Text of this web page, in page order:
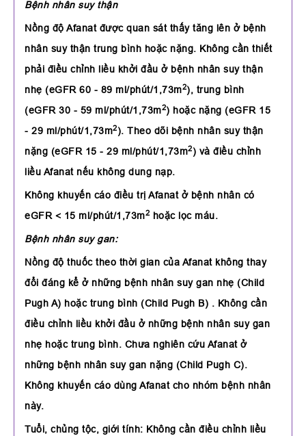
Bệnh nhân suy thận
Nồng độ Afanat được quan sát thấy tăng lên ở bệnh
nhân suy thận trung bình hoặc nặng. Không cần thiết
phải điều chỉnh liều khởi đầu ở bệnh nhân suy thận
nhẹ (eGFR 60 - 89 ml/phút/1,73m2), trung bình
(eGFR 30 - 59 ml/phút/1,73m2) hoặc nặng (eGFR 15
- 29 ml/phút/1,73m2). Theo dõi bệnh nhân suy thận
nặng (eGFR 15 - 29 ml/phút/1,73m2) và điều chỉnh
liều Afanat nếu không dung nạp.
Không khuyến cáo điều trị Afanat ở bệnh nhân có
eGFR < 15 ml/phút/1,73m2 hoặc lọc máu.
Bệnh nhân suy gan:
Nồng độ thuốc theo thời gian của Afanat không thay
đổi đáng kể ở những bệnh nhân suy gan nhẹ (Child
Pugh A) hoặc trung bình (Child Pugh B) . Không cần
điều chỉnh liều khởi đầu ở những bệnh nhân suy gan
nhẹ hoặc trung bình. Chưa nghiên cứu Afanat ở
những bệnh nhân suy gan nặng (Child Pugh C).
Không khuyến cáo dùng Afanat cho nhóm bệnh nhân
này.
Tuổi, chủng tộc, giới tính: Không cần điều chỉnh liều